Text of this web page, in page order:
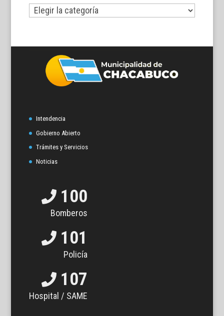
Por
temas
Intendencia
Gobierno Abierto
Trámites y Servicios
Noticias
100
Bomberos
101
Policía
107
Hospital / SAME